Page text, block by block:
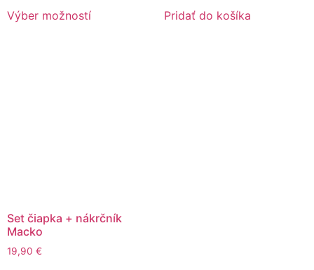
Výber možností Pridať do košíka
Set čiapka + nákrčník
Macko
19,90 €